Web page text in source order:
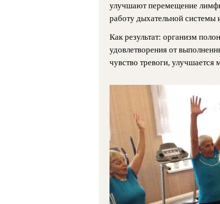
улучшают перемещение
работу дыхательной
Как результат: организм
удовлетворения от
чувство тревоги, улучшается